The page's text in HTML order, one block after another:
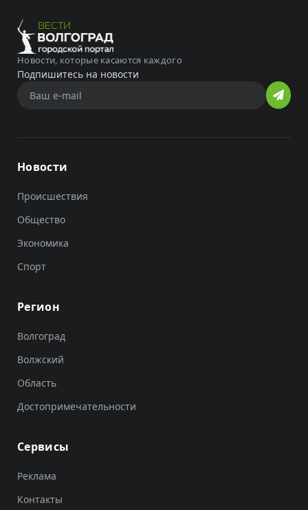
Новости, которые касаются каждого
Подпишитесь на новости
Новости
Происшествия
Общество
Экономика
Спорт
Регион
Волгоград
Волжский
Область
Достопримечательности
Сервисы
Реклама
Контакты